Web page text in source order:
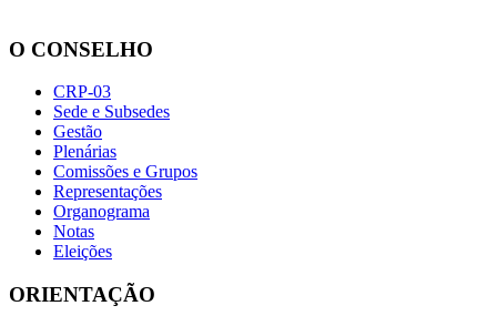
O CONSELHO
CRP-03
Sede e Subsedes
Gestão
Plenárias
Comissões e Grupos
Representações
Organograma
Notas
Eleições
ORIENTAÇÃO